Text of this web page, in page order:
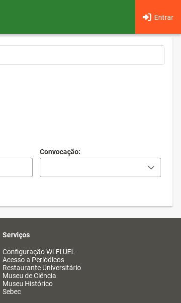
Entrar
Convocação:
Serviços
Configuração Wi-Fi UEL
Acesso a Periódicos
Restaurante Universitário
Museu de Ciência
Museu Histórico
Sebec